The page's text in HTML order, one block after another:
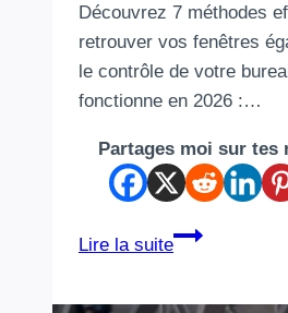
Découvrez 7 méthodes
retrouver vos fenêtres
le contrôle de votre
fonctionne en 2026 :…
Partages moi sur tes
Lire la suite
9